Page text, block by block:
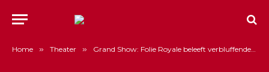
Home » Theater » Grand Show: Folie Royale beleeft verbluffende wereldpremière